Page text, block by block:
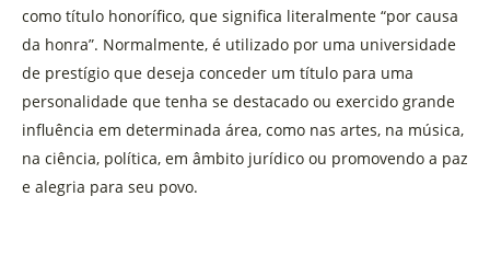
como título honorífico, que significa literalmente “por causa
da honra”. Normalmente, é utilizado por uma universidade
de prestígio que deseja conceder um título para uma
personalidade que tenha se destacado ou exercido grande
influência em determinada área, como nas artes, na música,
na ciência, política, em âmbito jurídico ou promovendo a paz
e alegria para seu povo.